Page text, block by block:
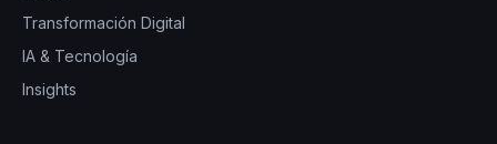
Transformación Digital
IA & Tecnología
Insights